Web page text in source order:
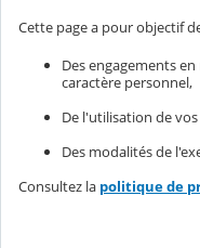
Cette page a pour objectif
Des engagements
caractère personnel,
De l'utilisation de
Des modalités de
Consultez la politique de